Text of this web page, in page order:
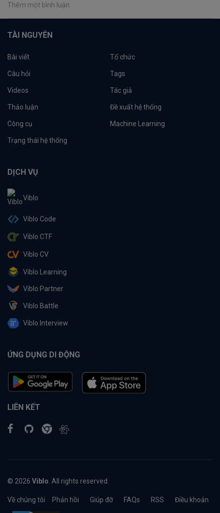
Thêm một bình luận
TÀI NGUYÊN
Bài viết Tổ chức
Câu hỏi Tags
Videos Tác giả
Thảo luận Đề xuất hệ thống
Công cụ Machine Learning
Trạng thái hệ thống
DỊCH VỤ
Viblo
Viblo Code
Viblo CTF
Viblo CV
Viblo Learning
Viblo Partner
Viblo Battle
Viblo Interview
ỨNG DỤNG DI ĐỘNG
LIÊN KẾT
© 2026 Viblo . All rights reserved.
Về chúng tôi Phản hồi Giúp đỡ FAQs RSS Điều khoản